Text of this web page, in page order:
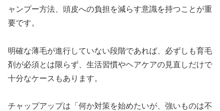
ャンプー方法、頭皮への負担を減らす意識を持つことが重
要です。
明確な薄毛が進行していない段階であれば、必ずしも育毛
剤が必須とは限らず、生活習慣やヘアケアの見直しだけで
十分なケースもあります。
チャップアップは「何か対策を始めたいが、強いものは不